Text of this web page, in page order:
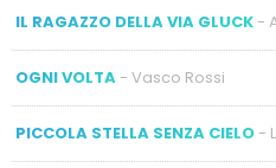
IL RAGAZZO DELLA VIA GLUCK-
OGNI VOLTA- Vasco Rossi
PICCOLA STELLA SENZA CIELO-